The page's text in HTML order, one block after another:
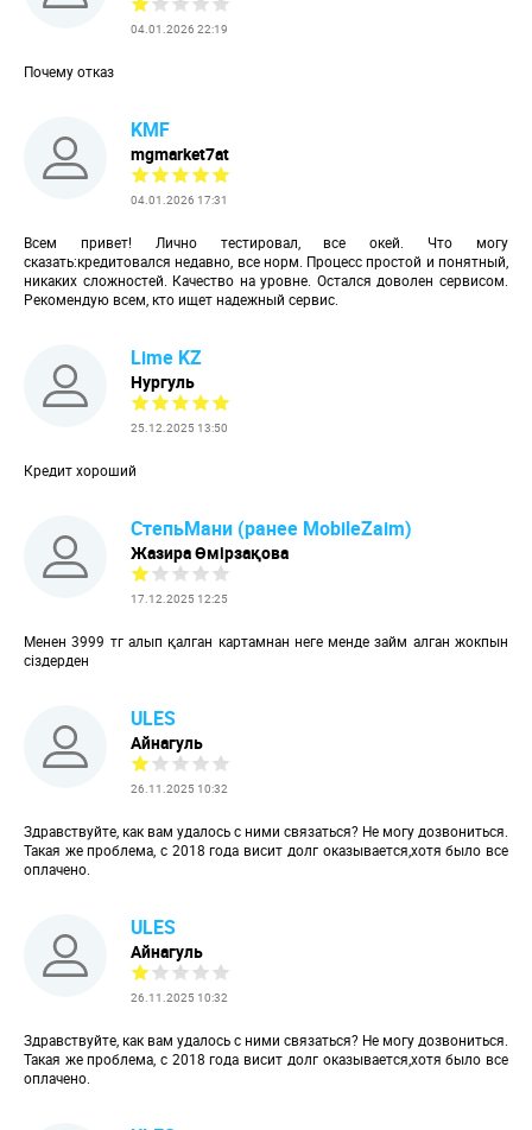
04.01.2026 22:19
Почему отказ
KMF
mgmarket7at
04.01.2026 17:31
Всем привет! Лично тестировал, все окей. Что могу
сказать:кредитовался недавно, все норм. Процесс простой и понятный,
никаких сложностей. Качество на уровне. Остался доволен сервисом.
Рекомендую всем, кто ищет надежный сервис.
Lime KZ
Нургуль
25.12.2025 13:50
Кредит хороший
СтепьМани (ранее MobileZaim)
Жазира Өмірзақова
17.12.2025 12:25
Менен 3999 тг алып қалган картамнан неге менде займ алган жокпын
сіздерден
ULES
Айнагуль
26.11.2025 10:32
Здравствуйте, как вам удалось с ними связаться? Не могу дозвониться.
Такая же проблема, с 2018 года висит долг оказывается,хотя было все
оплачено.
ULES
Айнагуль
26.11.2025 10:32
Здравствуйте, как вам удалось с ними связаться? Не могу дозвониться.
Такая же проблема, с 2018 года висит долг оказывается,хотя было все
оплачено.